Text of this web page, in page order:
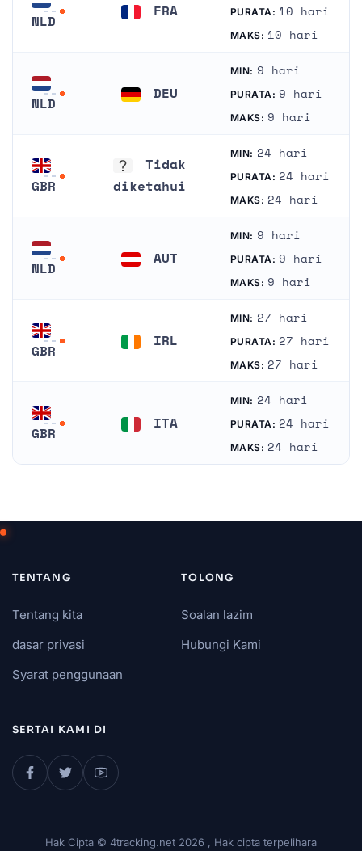
NLD
FRA PURATA: 10 hari
MAKS: 10 hari
NLD
DEU
MIN: 9 hari
PURATA: 9 hari
MAKS: 9 hari
GBR
Tidak
diketahui
MIN: 24 hari
PURATA: 24 hari
MAKS: 24 hari
NLD
AUT
MIN: 9 hari
PURATA: 9 hari
MAKS: 9 hari
GBR
IRL
MIN: 27 hari
PURATA: 27 hari
MAKS: 27 hari
GBR
ITA
MIN: 24 hari
PURATA: 24 hari
MAKS: 24 hari
TENTANG
Tentang kita
dasar privasi
Syarat penggunaan
TOLONG
Soalan lazim
Hubungi Kami
SERTAI KAMI DI
Hak Cipta © 4tracking.net 2026 , Hak cipta terpelihara